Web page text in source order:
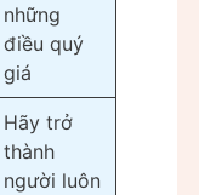
những
điều quý
giá
Hãy trở
thành
người luôn